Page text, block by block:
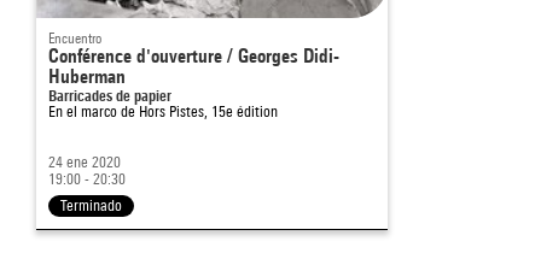
Encuentro
Conférence d'ouverture / Georges Didi-
Huberman
Barricades de papier
En el marco de Hors Pistes, 15e édition
24 ene 2020
19:00 - 20:30
Terminado